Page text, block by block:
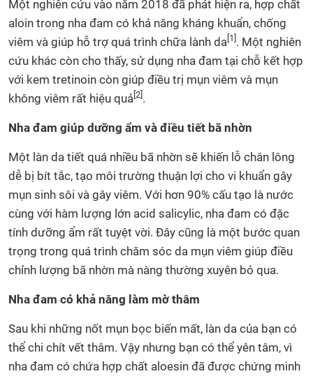
Một nghiên cứu vào năm 2018 đã phát hiện ra, hợp chất
aloin trong nha đam có khả năng kháng khuẩn, chống
viêm và giúp hỗ trợ quá trình chữa lành da [1] . Một nghiên
cứu khác còn cho thấy, sử dụng nha đam tại chỗ kết hợp
với kem tretinoin còn giúp điều trị mụn viêm và mụn
không viêm rất hiệu quả [2] .
Nha đam giúp dưỡng ẩm và điều tiết bã nhờn
Một làn da tiết quá nhiều bã nhờn sẽ khiến lỗ chân lông
dễ bị bít tắc, tạo môi trường thuận lợi cho vi khuẩn gây
mụn sinh sôi và gây viêm. Với hơn 90% cấu tạo là nước
cùng với hàm lượng lớn acid salicylic, nha đam có đặc
tính dưỡng ẩm rất tuyệt vời. Đây cũng là một bước quan
trọng trong quá trình chăm sóc da mụn viêm giúp điều
chỉnh lượng bã nhờn mà nàng thường xuyên bỏ qua.
Nha đam có khả năng làm mờ thâm
Sau khi những nốt mụn bọc biến mất, làn da của bạn có
thể chi chít vết thâm. Vậy nhưng bạn có thể yên tâm, vì
nha đam có chứa hợp chất aloesin đã được chứng minh